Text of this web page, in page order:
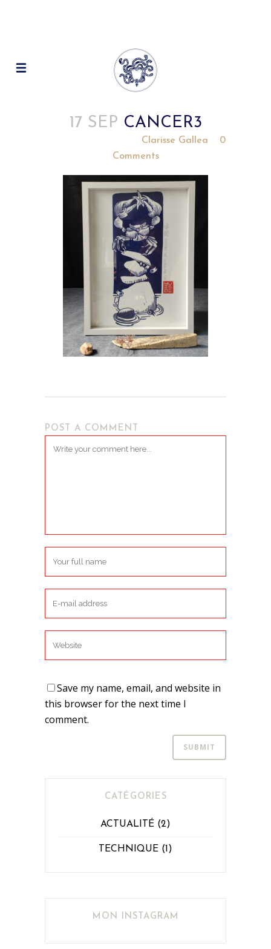
17 SEP CANCER3
Clarisse Gallea
0
Comments
POST A COMMENT
Save my name, email, and website in
this browser for the next time I
comment.
CATÉGORIES
ACTUALITÉ (2)
TECHNIQUE (1)
MON INSTAGRAM